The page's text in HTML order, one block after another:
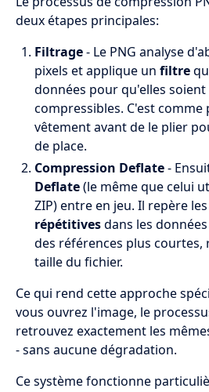
deux étapes principales:
Filtrage- Le PNG analyse
pixels et applique un filtre
données pour qu'elles
compressibles. C'est comme
vêtement avant de le plier
de place.
Compression Deflate-
Deflate(le même que celui
ZIP) entre en jeu. Il repère les
répétitivesdans les
des références plus courtes,
taille du fichier.
Ce qui rend cette approche
vous ouvrez l'image, le
retrouvez exactement les
- sans aucune dégradation.
Ce système fonctionne